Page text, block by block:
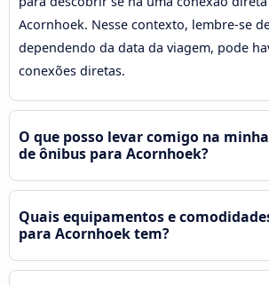
Acornhoek. Nesse contexto, lembre-se
dependendo da data da viagem, pode
conexões diretas.
O que posso levar comigo na
de ônibus para Acornhoek?
Quais equipamentos e
para Acornhoek tem?